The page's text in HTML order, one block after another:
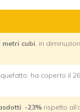
metri cubi, in
ha coperto il
: -23% rispetto